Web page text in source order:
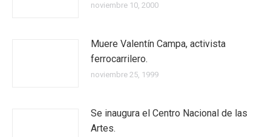
noviembre 10, 2000
Muere Valentín Campa, activista
ferrocarrilero.
noviembre 25, 1999
Se inaugura el Centro Nacional de las
Artes.